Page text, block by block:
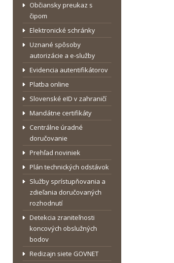
Občiansky preukaz s
čipom
Elektronické schránky
Uznané spôsoby
autorizácie a e-služby
Evidencia autentifikátorov
Platba online
Slovenské eID v zahraničí
Mandátne certifikáty
Centrálne úradné
doručovanie
Prehľad noviniek
Plán technických odstávok
Služby sprístupňovania a
zdieľania doručovaných
rozhodnutí
Detekcia zraniteľnosti
koncových obslužných
bodov
Redizajn siete GOVNET